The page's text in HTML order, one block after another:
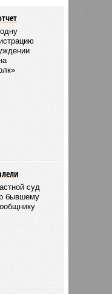
суд
бывшему